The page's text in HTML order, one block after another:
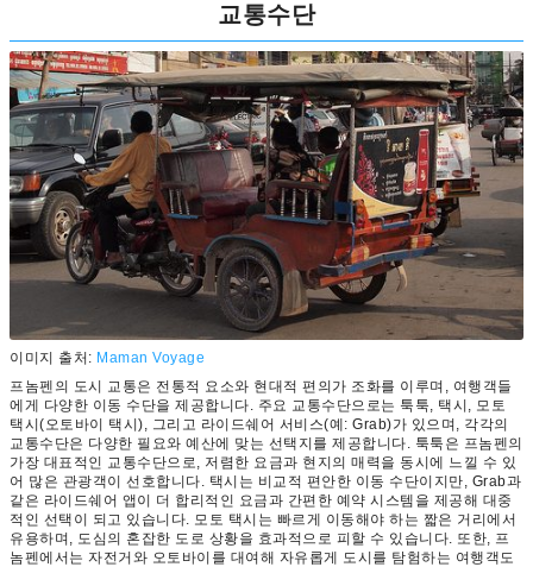
교통수단
이미지 출처: Maman Voyage
프놈펜의 도시 교통은 전통적 요소와 현대적 편의가 조화를 이루며, 여행객들
에게 다양한 이동 수단을 제공합니다. 주요 교통수단으로는 툭툭, 택시, 모토
택시(오토바이 택시), 그리고 라이드쉐어 서비스(예: Grab)가 있으며, 각각의
교통수단은 다양한 필요와 예산에 맞는 선택지를 제공합니다. 툭툭은 프놈펜의
가장 대표적인 교통수단으로, 저렴한 요금과 현지의 매력을 동시에 느낄 수 있
어 많은 관광객이 선호합니다. 택시는 비교적 편안한 이동 수단이지만, Grab과
같은 라이드쉐어 앱이 더 합리적인 요금과 간편한 예약 시스템을 제공해 대중
적인 선택이 되고 있습니다. 모토 택시는 빠르게 이동해야 하는 짧은 거리에서
유용하며, 도심의 혼잡한 도로 상황을 효과적으로 피할 수 있습니다. 또한, 프
놈펜에서는 자전거와 오토바이를 대여해 자유롭게 도시를 탐험하는 여행객도